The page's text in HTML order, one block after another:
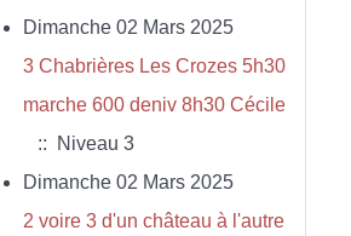
Dimanche 02 Mars 2025
3 Chabrières Les Crozes 5h30
marche 600 deniv 8h30 Cécile
:: Niveau 3
Dimanche 02 Mars 2025
2 voire 3 d'un château à l'autre